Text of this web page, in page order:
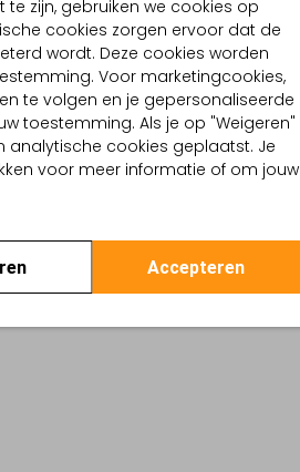
zijn, gebruiken we cookies op
cookies zorgen ervoor dat de
wordt. Deze cookies worden
Voor marketingcookies,
te volgen en je gepersonaliseerde
toestemming. Als je op "Weigeren"
analytische cookies geplaatst. Je
voor meer informatie of om jouw
Accepteren
WASVOORSCHRIFTEN
Alleen handwassen
Strijken op maximaal 110 °C
Niet chemisch reinigen